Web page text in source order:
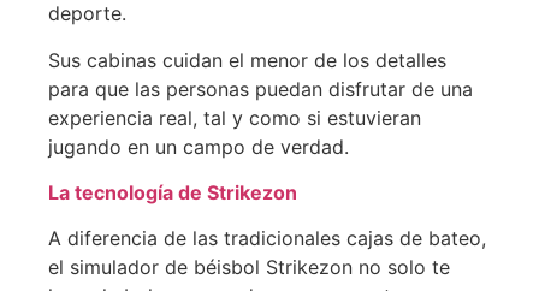
deporte.
Sus cabinas cuidan el menor de los detalles
para que las personas puedan disfrutar de una
experiencia real, tal y como si estuvieran
jugando en un campo de verdad.
La tecnología de Strikezon
A diferencia de las tradicionales cajas de bateo,
el simulador de béisbol Strikezon no solo te